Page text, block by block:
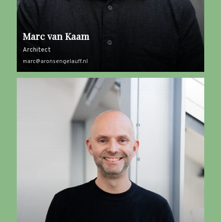
Marc van Kaam
Architect
marc@aronsengelauff.nl